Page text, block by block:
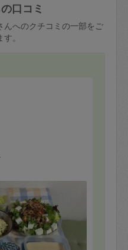
口コミ
んへのクチコミの一部をご
。
ダ